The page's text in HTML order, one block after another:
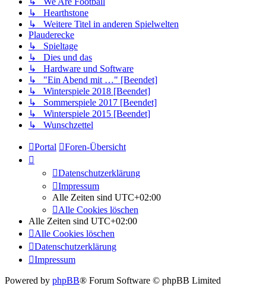
↳ Hearthstone
↳ Weitere Titel in anderen Spielwelten
Plauderecke
↳ Spieltage
↳ Dies und das
↳ Hardware und Software
↳ "Ein Abend mit …" [Beendet]
↳ Winterspiele 2018 [Beendet]
↳ Sommerspiele 2017 [Beendet]
↳ Winterspiele 2015 [Beendet]
↳ Wunschzettel
Portal Foren-Übersicht
Datenschutzerklärung
Impressum
Alle Zeiten sind UTC+02:00
Alle Cookies löschen
Alle Zeiten sind UTC+02:00
Alle Cookies löschen
Datenschutzerklärung
Impressum
Powered by phpBB® Forum Software © phpBB Limited